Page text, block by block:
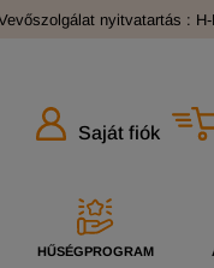
nyitvatartás :
Saját fiók
HŰSÉGPROGRAM